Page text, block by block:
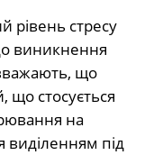
рівень стресу
виникнення
що
що стосується
на
виділенням під